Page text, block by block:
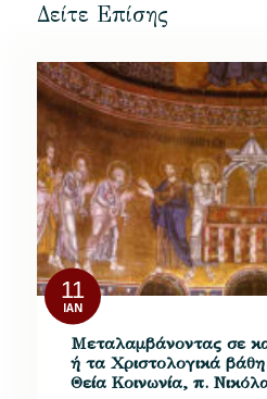
Δείτε Επίσης
11
ΙΑΝ
Μεταλαμβάνοντας σε
ή τα Χριστολογικά
Θεία Κοινωνία, π.